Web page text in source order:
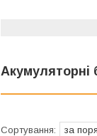
Акумуляторні